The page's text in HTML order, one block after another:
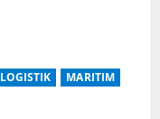
LOGISTIK
MARITIM